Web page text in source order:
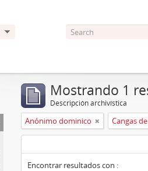
Mostrando 1
Descripción archivística
Anónimo dominico Cangas
Encontrar resultados con :